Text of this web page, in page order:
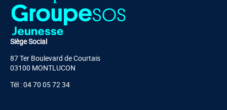
Siège Social
87 Ter Boulevard de Courtais
03100 MONTLUCON
Tél : 04 70 05 72 34